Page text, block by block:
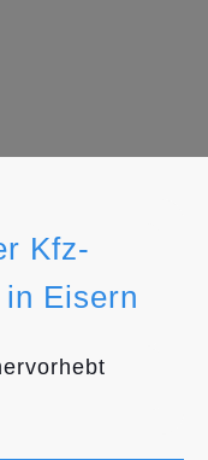
Kfz-
Eisern